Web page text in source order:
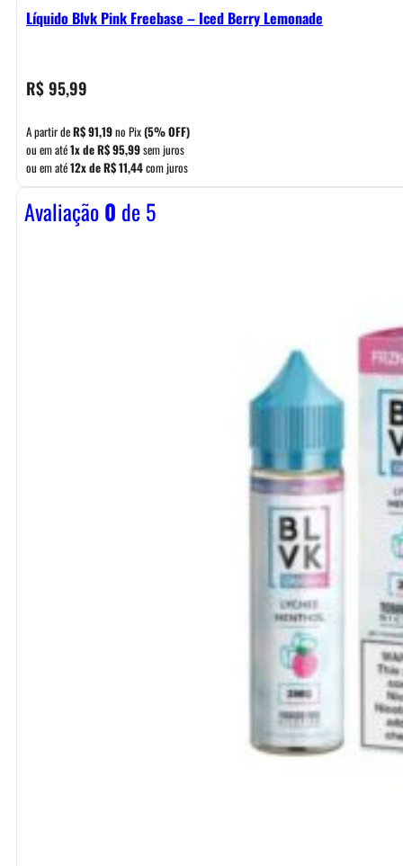
Líquido Blvk Pink Freebase – Iced Berry Lemonade
R$95,99
A partir deR$91,19no Pix(5% OFF)
ou em até1x deR$95,99sem juros
ou em até12x deR$11,44com juros
Avaliação0 de 5